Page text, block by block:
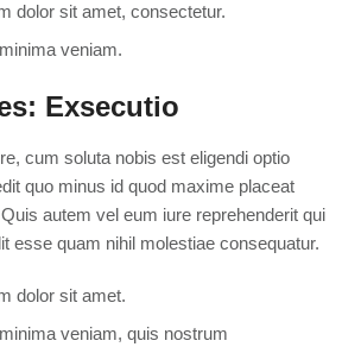
dolor sit amet, consectetur.
veniam.
Exsecutio
cum soluta nobis est eligendi optio
quo minus id quod maxime placeat
autem vel eum iure reprehenderit qui
esse quam nihil molestiae consequatur.
dolor sit amet.
veniam, quis nostrum